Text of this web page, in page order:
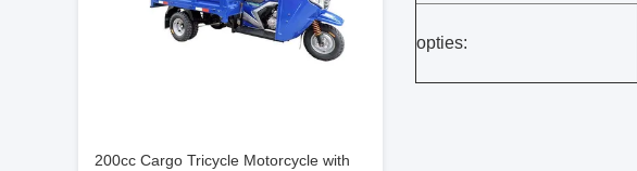
200cc Cargo Tricycle Motorcycle with
opties: